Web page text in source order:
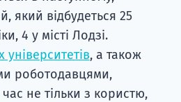
який відбудеться 25
4 у місті Лодзі.
університетів, а також
роботодавцями,
не тільки з користю,